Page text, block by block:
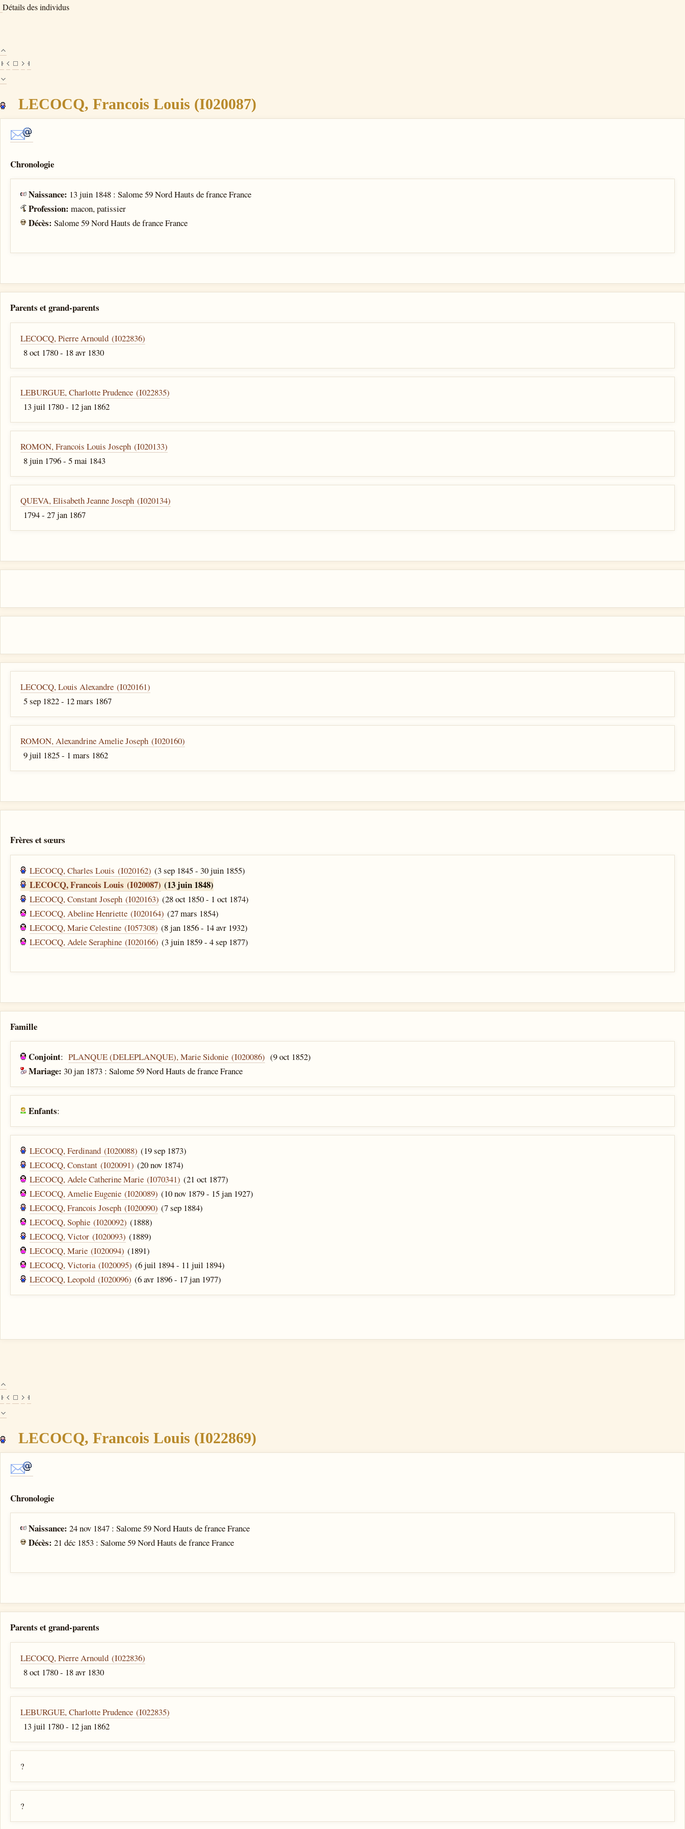
Détails des individus
LECOCQ, Francois Louis (I020087)
Chronologie
Naissance: 13 juin 1848 : Salome 59 Nord Hauts de france France
Profession:macon, patissier
Décès:Salome 59 Nord Hauts de france France
Parents et grand-parents
LECOCQ, Pierre Arnould (I022836)
8 oct 1780 - 18 avr 1830
LEBURGUE, Charlotte Prudence (I022835)
13 juil 1780 - 12 jan 1862
ROMON, Francois Louis Joseph (I020133)
8 juin 1796 - 5 mai 1843
QUEVA, Elisabeth Jeanne Joseph (I020134)
1794 - 27 jan 1867
LECOCQ, Louis Alexandre (I020161)
5 sep 1822 - 12 mars 1867
ROMON, Alexandrine Amelie Joseph (I020160)
9 juil 1825 - 1 mars 1862
Frères et sœurs
LECOCQ, Charles Louis (I020162) (3 sep 1845 - 30 juin 1855)
LECOCQ, Francois Louis (I020087) (13 juin 1848)
LECOCQ, Constant Joseph (I020163) (28 oct 1850 - 1 oct 1874)
LECOCQ, Abeline Henriette (I020164) (27 mars 1854)
LECOCQ, Marie Celestine (I057308) (8 jan 1856 - 14 avr 1932)
LECOCQ, Adele Seraphine (I020166) (3 juin 1859 - 4 sep 1877)
Famille
Conjoint:PLANQUE (DELEPLANQUE), Marie Sidonie (I020086) (9 oct 1852)
Mariage:30 jan 1873 : Salome 59 Nord Hauts de france France
Enfants:
LECOCQ, Ferdinand (I020088) (19 sep 1873)
LECOCQ, Constant (I020091) (20 nov 1874)
LECOCQ, Adele Catherine Marie (I070341) (21 oct 1877)
LECOCQ, Amelie Eugenie (I020089) (10 nov 1879 - 15 jan 1927)
LECOCQ, Francois Joseph (I020090) (7 sep 1884)
LECOCQ, Sophie (I020092) (1888)
LECOCQ, Victor (I020093) (1889)
LECOCQ, Marie (I020094) (1891)
LECOCQ, Victoria (I020095) (6 juil 1894 - 11 juil 1894)
LECOCQ, Leopold (I020096) (6 avr 1896 - 17 jan 1977)
LECOCQ, Francois Louis (I022869)
Chronologie
Naissance:24 nov 1847 : Salome 59 Nord Hauts de france France
Décès:21 déc 1853 : Salome 59 Nord Hauts de france France
Parents et grand-parents
LECOCQ, Pierre Arnould (I022836)
8 oct 1780 - 18 avr 1830
LEBURGUE, Charlotte Prudence (I022835)
13 juil 1780 - 12 jan 1862
?
?